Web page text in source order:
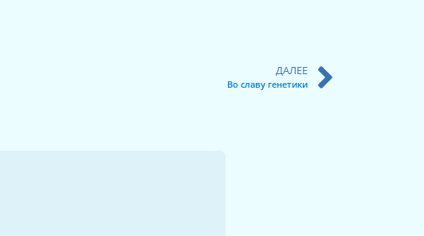
ДАЛЕЕ
Во славу генетики